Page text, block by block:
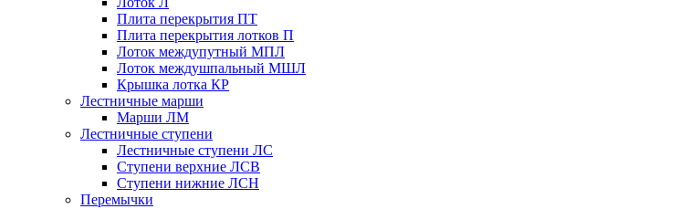
Плита перекрытия ПТ
Плита перекрытия лотков П
Лоток междупутный МПЛ
Лоток междушпальный МШЛ
Крышка лотка КР
Лестничные марши
Марши ЛМ
Лестничные ступени
Лестничные ступени ЛС
Ступени верхние ЛСВ
Ступени нижние ЛСН
Перемычки